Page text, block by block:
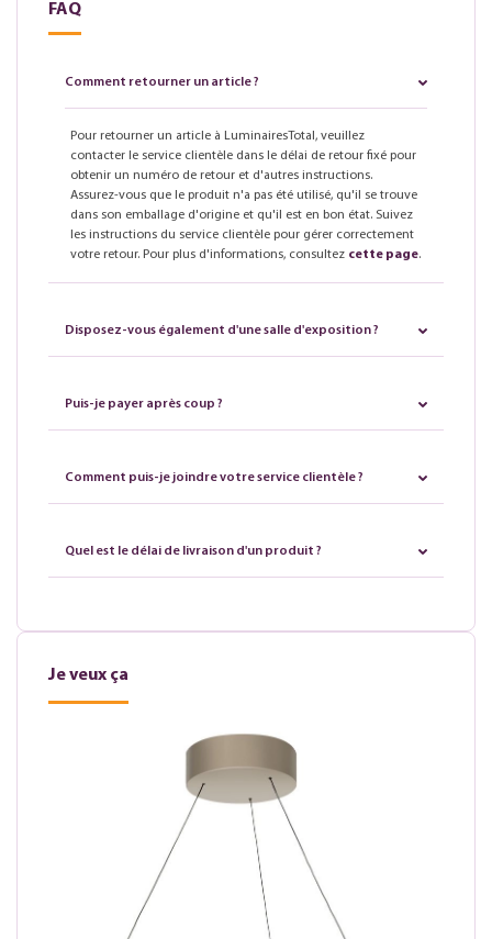
FAQ
Comment retourner un article ?
Pour retourner un article à LuminairesTotal, veuillez
contacter le service clientèle dans le délai de retour fixé pour
obtenir un numéro de retour et d'autres instructions.
Assurez-vous que le produit n'a pas été utilisé, qu'il se trouve
dans son emballage d'origine et qu'il est en bon état. Suivez
les instructions du service clientèle pour gérer correctement
votre retour. Pour plus d'informations, consultez cette page.
Disposez-vous également d'une salle d'exposition ?
Puis-je payer après coup ?
Comment puis-je joindre votre service clientèle ?
Quel est le délai de livraison d'un produit ?
Je veux ça